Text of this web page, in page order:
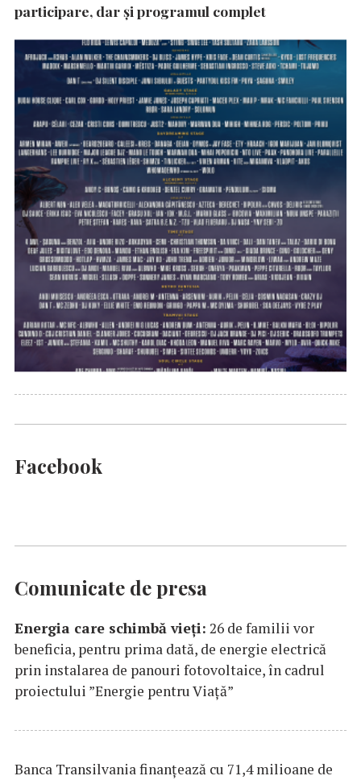
participare, dar şi programul complet
Facebook
Comunicate de presa
Energia care schimbă vieți: 26 de familii vor
beneficia, pentru prima dată, de energie electrică
prin instalarea de panouri fotovoltaice, în cadrul
proiectului ”Energie pentru Viață”
Banca Transilvania finanțează cu 71,4 milioane de